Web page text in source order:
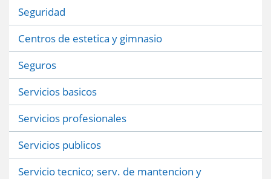
Seguridad
Centros de estetica y gimnasio
Seguros
Servicios basicos
Servicios profesionales
Servicios publicos
Servicio tecnico; serv. de mantencion y